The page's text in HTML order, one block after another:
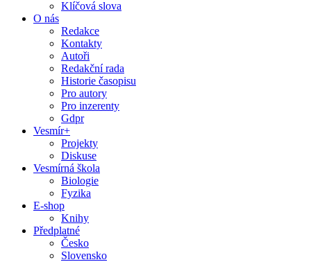
Klíčová slova
O nás
Redakce
Kontakty
Autoři
Redakční rada
Historie časopisu
Pro autory
Pro inzerenty
Gdpr
Vesmír+
Projekty
Diskuse
Vesmírná škola
Biologie
Fyzika
E-shop
Knihy
Předplatné
Česko
Slovensko